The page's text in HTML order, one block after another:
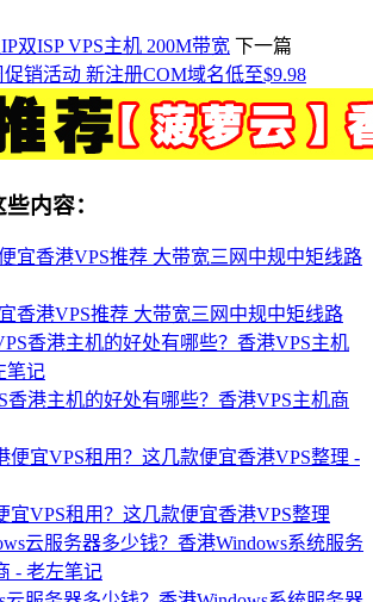
双ISP VPS主机 200M带宽 下一篇
促销活动 新注册COM域名低至$9.98
内容：
香港VPS推荐 大带宽三网中规中矩线路
香港主机的好处有哪些？香港VPS主机商
宜VPS租用？这几款便宜香港VPS整理